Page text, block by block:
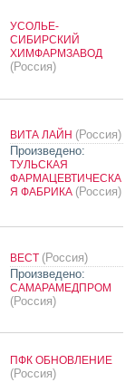
УСОЛЬЕ-
СИБИРСКИЙ
ХИМФАРМЗАВОД
(Россия)
ВИТА ЛАЙН (Россия)
Произведено:
ТУЛЬСКАЯ
ФАРМАЦЕВТИЧЕСКА
Я ФАБРИКА (Россия)
ВЕСТ (Россия)
Произведено:
САМАРАМЕДПРОМ
(Россия)
ПФК ОБНОВЛЕНИЕ
(Россия)